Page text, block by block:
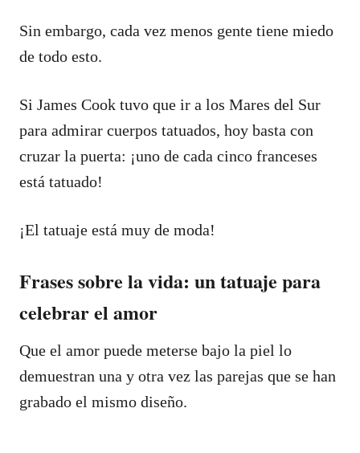
Sin embargo, cada vez menos gente tiene miedo
de todo esto.
Si James Cook tuvo que ir a los Mares del Sur
para admirar cuerpos tatuados, hoy basta con
cruzar la puerta: ¡uno de cada cinco franceses
está tatuado!
¡El tatuaje está muy de moda!
Frases sobre la vida: un tatuaje para
celebrar el amor
Que el amor puede meterse bajo la piel lo
demuestran una y otra vez las parejas que se han
grabado el mismo diseño.